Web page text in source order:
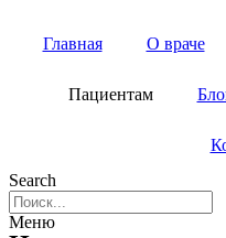
Главная О враче
Пациентам
Search
Меню